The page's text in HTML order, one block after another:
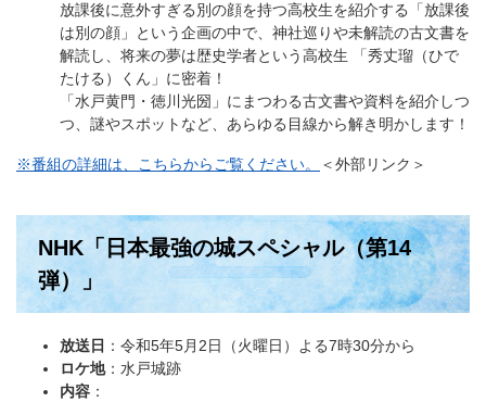
放課後に意外すぎる別の顔を持つ高校生を紹介する「放課後
は別の顔」という企画の中で、神社巡りや未解読の古文書を
解読し、将来の夢は歴史学者という高校生 「秀丈瑠（ひで
たける）くん」に密着！
「水戸黄門・徳川光圀」にまつわる古文書や資料を紹介しつ
つ、謎やスポットなど、あらゆる目線から解き明かします！
※番組の詳細は、こちらからご覧ください。 ＜外部リンク＞
NHK「日本最強の城スペシャル（第14
弾）」
放送日 ：令和5年5月2日（火曜日）よる7時30分から
ロケ地：水戸城跡
内容 ：